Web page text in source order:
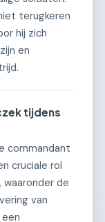
terugkeren
hij zich
en
tijdens
commandant
cruciale rol
waaronder de
van